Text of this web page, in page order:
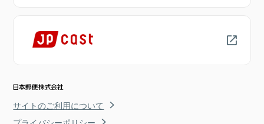
サイトのご利用について